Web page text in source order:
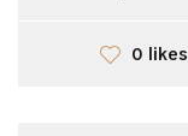
0 likes